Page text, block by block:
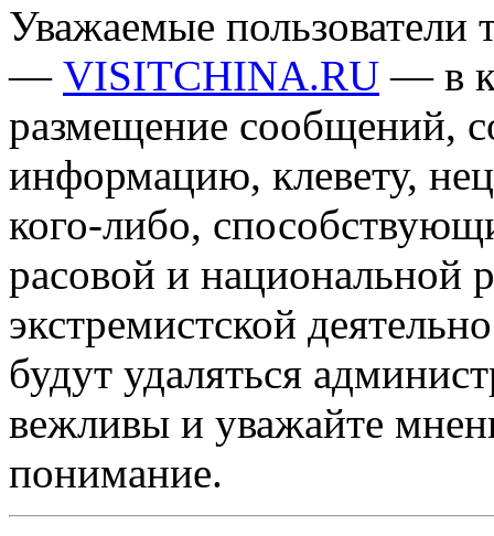
Уважаемые пользователи
— VISITCHINA.RU — в
размещение сообщений,
информацию, клевету,
кого-либо,
расовой и национальной
экстремистской
будут удаляться
вежливы и уважайте
понимание.